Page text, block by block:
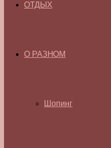
ОТДЫХ
О РАЗНОМ
Шопинг